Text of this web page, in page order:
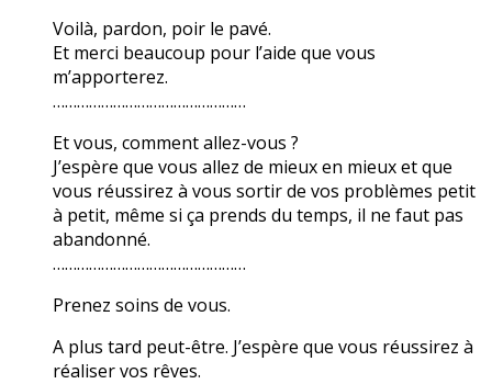
Voilà, pardon, poir le pavé.
Et merci beaucoup pour l’aide que vous
m’apporterez.
…………………………………………
Et vous, comment allez-vous ?
J’espère que vous allez de mieux en mieux et que
vous réussirez à vous sortir de vos problèmes petit
à petit, même si ça prends du temps, il ne faut pas
abandonné.
…………………………………………
Prenez soins de vous.
A plus tard peut-être. J’espère que vous réussirez à
réaliser vos rêves.